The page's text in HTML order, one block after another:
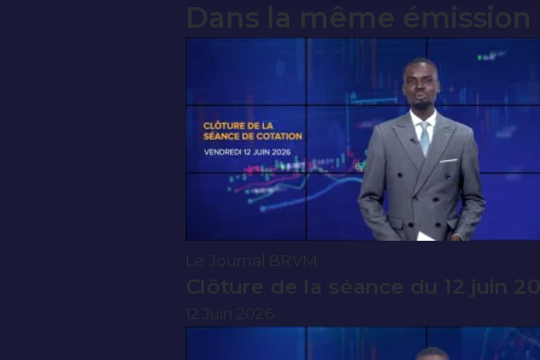
Dans la même émission
Le Journal BRVM
Clôture de la séance du 12 juin